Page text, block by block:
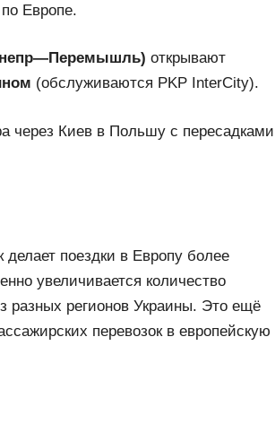
Европе.
открывают
(обслуживаются PKP InterCity).
через Киев в Польшу с пересадками
поездки в Европу более
увеличивается количество
разных регионов Украины. Это ещё
перевозок в европейскую